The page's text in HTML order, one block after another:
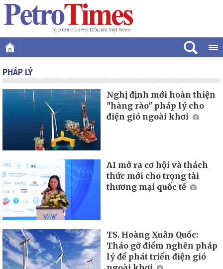
PHÁP LÝ
Nghị định mới hoàn thiện
"hàng rào" pháp lý cho
điện gió ngoài khơi
AI mở ra cơ hội và thách
thức mới cho trọng tài
thương mại quốc tế
TS. Hoàng Xuân Quốc:
Tháo gỡ điểm nghẽn pháp
lý để phát triển điện gió